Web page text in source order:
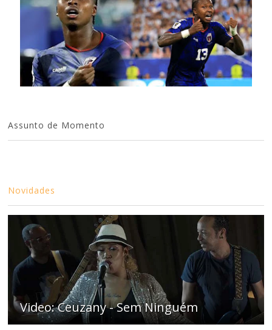
Assunto de Momento
Novidades
Video: Ceuzany - Sem Ninguém